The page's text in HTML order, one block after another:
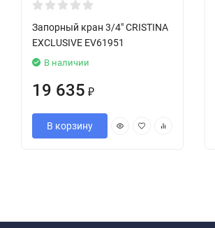
Запорный кран 3/4" CRISTINA
EXCLUSIVE EV61951
В наличии
19 635 ₽
В корзину